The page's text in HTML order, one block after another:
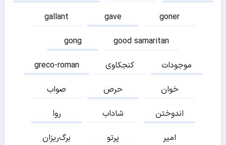
gallant
gave
goner
gong
good samaritan
greco-roman
کنجکاوی
موجودات
صواب
حرص
خوان
روا
شاداب
اندوختن
برگ‌ریزان
پرتو
امیر